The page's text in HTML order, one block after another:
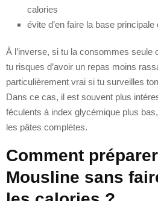
calories
évite d’en faire la base
À l’inverse, si tu la consommes seule
tu risques d’avoir un repas moins
particulièrement vrai si tu surveilles
Dans ce cas, il est souvent plus
féculents à index glycémique plus
les pâtes complètes.
Comment
Mousline sans